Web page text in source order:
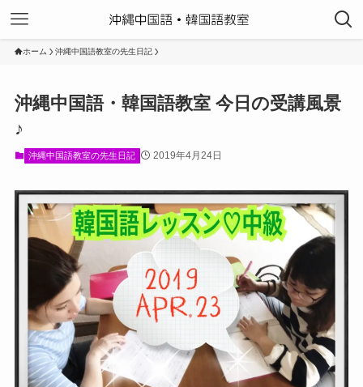
ホーム 沖縄中国語教室の先生日記
沖縄中国語・韓国語教室 今日の受講風景
♪
沖縄中国語教室の先生日記 2019年4月24日